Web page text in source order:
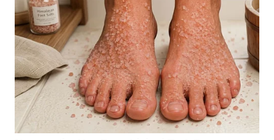
WN
MAJALENGKA
WN
SUBANG
WN
SUKABUMI